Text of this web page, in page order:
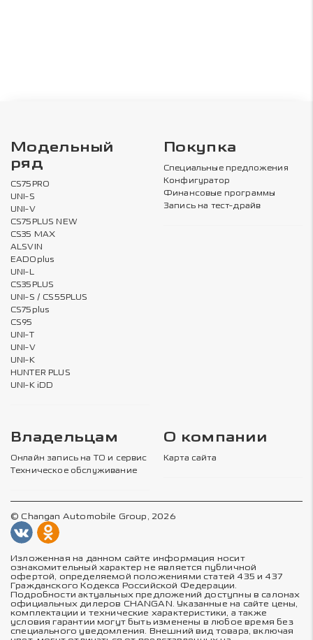
Модельный
ряд
CS75PRO
UNI-S
UNI-V
CS75PLUS NEW
CS35 MAX
ALSVIN
EADOplus
UNI-L
CS35PLUS
UNI-S / CS55PLUS
CS75plus
CS95
UNI-T
UNI-V
UNI-K
HUNTER PLUS
UNI-K iDD
Покупка
Специальные предложения
Конфигуратор
Финансовые программы
Запись на тест-драйв
Владельцам
Онлайн запись на ТО и сервис
Техническое обслуживание
О компании
Карта сайта
© Changan Automobile Group, 2026
Изложенная на данном сайте информация носит
ознакомительный характер не является публичной
офертой, определяемой положениями статей 435 и 437
Гражданского Кодекса Российской Федерации.
Подробности актуальных предложений доступны в салонах
официальных дилеров CHANGAN. Указанные на сайте цены,
комплектации и технические характеристики, а также
условия гарантии могут быть изменены в любое время без
специального уведомления. Внешний вид товара, включая